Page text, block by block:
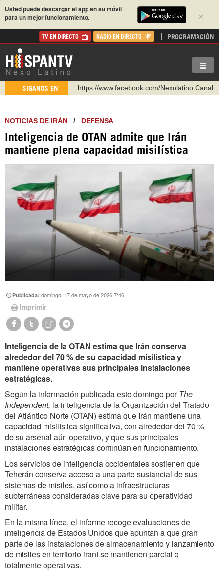
×
Usted puede descargar el app en su móvil
para un mejor funcionamiento.
TV EN DIRECTO RADIO EN DIRECTO PROGRAMACIÓN
SÍGANOS EN
https://www.facebook.com/Nexolatino.Canal
http://twitter.com/nexo_latino
https://t.me/hispantvcanal
https://urmedium.com/c/hispantv
NOTICIAS DE IRÁN / DEFENSA
Inteligencia de OTAN admite que Irán
mantiene plena capacidad misilística
Publicada:domingo, 17 de mayo de 2026 7:46
Imprimir
Inteligencia de la OTAN estima que Irán conserva
alrededor del 70 % de su capacidad misilística y
mantiene operativas sus principales instalaciones
estratégicas.
Según la información publicada este domingo por The
Independent, la inteligencia de la Organización del Tratado
del Atlántico Norte (OTAN) estima que Irán mantiene una
capacidad misilística significativa, con alrededor del 70 %
de su arsenal aún operativo, y que sus principales
instalaciones estratégicas continúan en funcionamiento.
Los servicios de inteligencia occidentales sostienen que
Teherán conserva acceso a una parte sustancial de sus
sistemas de misiles, así como a infraestructuras
subterráneas consideradas clave para su operatividad
militar.
En la misma línea, el informe recoge evaluaciones de
inteligencia de Estados Unidos que apuntan a que gran
parte de las instalaciones de almacenamiento y lanzamiento
de misiles en territorio iraní se mantienen parcial o
totalmente operativas.